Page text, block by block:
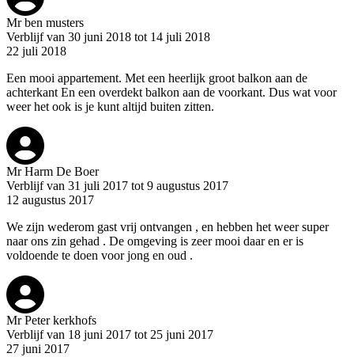
Mr ben musters
Verblijf van 30 juni 2018 tot 14 juli 2018
22 juli 2018
Een mooi appartement. Met een heerlijk groot balkon aan de
achterkant En een overdekt balkon aan de voorkant. Dus wat voor
weer het ook is je kunt altijd buiten zitten.
Mr Harm De Boer
Verblijf van 31 juli 2017 tot 9 augustus 2017
12 augustus 2017
We zijn wederom gast vrij ontvangen , en hebben het weer super
naar ons zin gehad . De omgeving is zeer mooi daar en er is
voldoende te doen voor jong en oud .
Mr Peter kerkhofs
Verblijf van 18 juni 2017 tot 25 juni 2017
27 juni 2017